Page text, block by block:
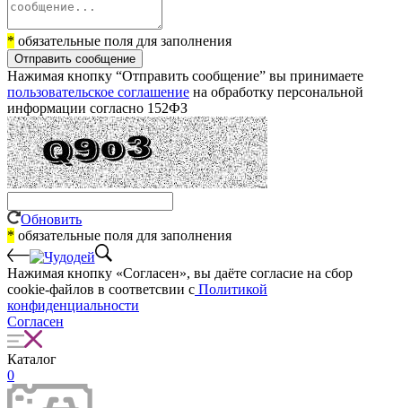
* обязательные поля для заполнения
Отправить сообщение
Нажимая кнопку “Отправить сообщение” вы принимаете
пользовательское соглашение на обработку персональной
информации согласно 152ФЗ
Обновить
* обязательные поля для заполнения
Нажимая кнопку «Согласен», вы даёте cогласие на сбор
cookie-файлов в соответсвии с Политикой
конфиденциальности
Согласен
Каталог
0